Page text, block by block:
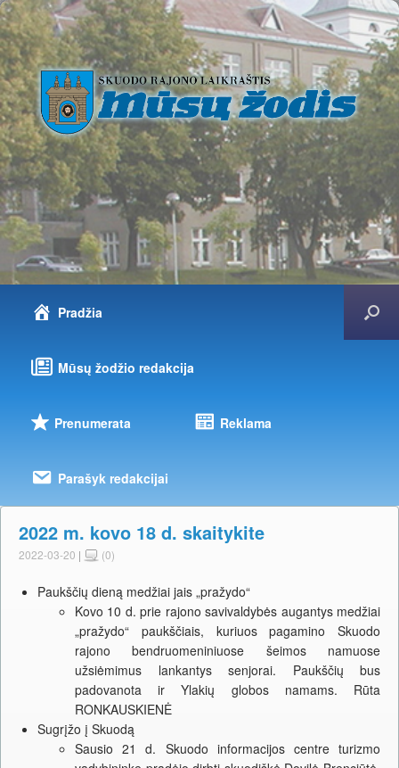
Pradžia
Mūsų žodžio redakcija
Prenumerata Reklama
Parašyk redakcijai
2022 m. kovo 18 d. skaitykite
2022-03-20 | (0)
Paukščių dieną medžiai jais „pražydo“
Kovo 10 d. prie rajono savivaldybės augantys medžiai
„pražydo“ paukščiais, kuriuos pagamino Skuodo
rajono bendruomeniniuose šeimos namuose
užsiėmimus lankantys senjorai. Paukščių bus
padovanota ir Ylakių globos namams. Rūta
RONKAUSKIENĖ
Sugrįžo į Skuodą
Sausio 21 d. Skuodo informacijos centre turizmo